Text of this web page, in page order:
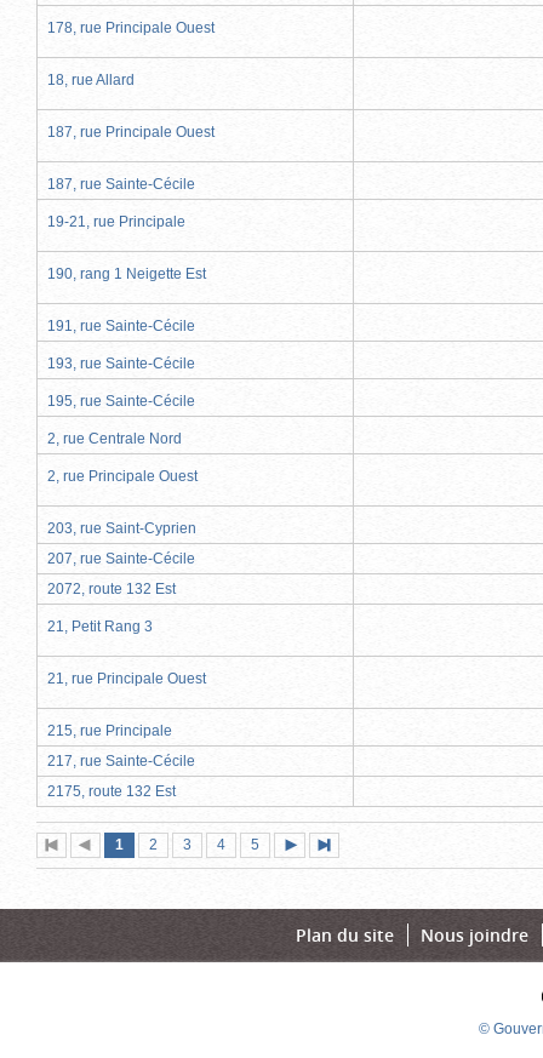
178, rue Principale Ouest
18, rue Allard
187, rue Principale Ouest
187, rue Sainte-Cécile
19-21, rue Principale
190, rang 1 Neigette Est
191, rue Sainte-Cécile
193, rue Sainte-Cécile
195, rue Sainte-Cécile
2, rue Centrale Nord
2, rue Principale Ouest
203, rue Saint-Cyprien
207, rue Sainte-Cécile
2072, route 132 Est
21, Petit Rang 3
21, rue Principale Ouest
215, rue Principale
217, rue Sainte-Cécile
2175, route 132 Est
Première
page
Page
précédente
Page
1 (page
actuelle)
Page
2 Page
3 Page
4 Page
5
suivante
page
Plan du site Nous joindre
©